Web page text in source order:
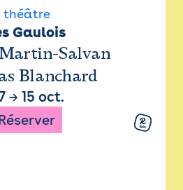
théâtre
Gaulois
Salvan
Blanchard
→ 15 oct.